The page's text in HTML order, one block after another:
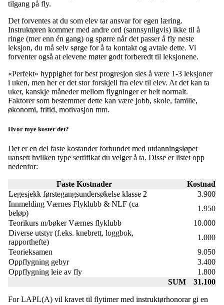
tilgang på fly.
Det forventes at du som elev tar ansvar for egen læring.
Instruktøren kommer med andre ord (sannsynligvis) ikke til å
ringe (mer enn én gang) og spørre når det passer å fly neste
leksjon, du må selv sørge for å ta kontakt og avtale dette. Vi
forventer også at elevene møter godt forberedt til leksjonene.
«Perfekt» hyppighet for best progresjon sies å være 1-3 leksjoner
i uken, men her er det stor forskjell fra elev til elev. At det kan ta
uker, kanskje måneder mellom flygninger er helt normalt.
Faktorer som bestemmer dette kan være jobb, skole, familie,
økonomi, fritid, motivasjon mm.
Hvor mye koster det?
Det er en del faste kostander forbundet med utdanningsløpet
uansett hvilken type sertifikat du velger å ta. Disse er listet opp
nedenfor:
Faste Kostnader Kostnad
SUM 31.100
Legesjekk førstegangsundersøkelse klasse 2
3.900
Innmelding Værnes Flyklubb & NLF (ca
beløp)
1.950
Teorikurs m/bøker Værnes flyklubb
10.000
Diverse utstyr (f.eks. knebrett, loggbok,
rapporthefte)
1.000
Teorieksamen
9.050
Oppflygning gebyr
3.400
Oppflygning leie av fly
1.800
For LAPL(A) vil kravet til flytimer med instruktørhonorar gi en